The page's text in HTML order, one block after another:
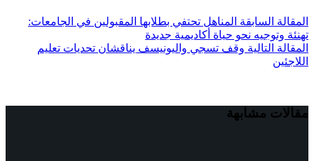
المقالة السابقة المناهل تحتفي بطلابها المقبولين في الجامعات:
تهنئة وتوجيه نحو حياة أكاديمية جديدة
المقالة التالية وقف تسجي واليونيسف يناقشان تحديات تعليم
اللاجئين
مقالات مشابهة